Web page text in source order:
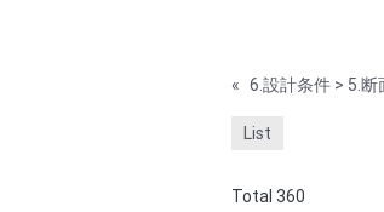
« 6.設計条件 > 5.
List
Total 360